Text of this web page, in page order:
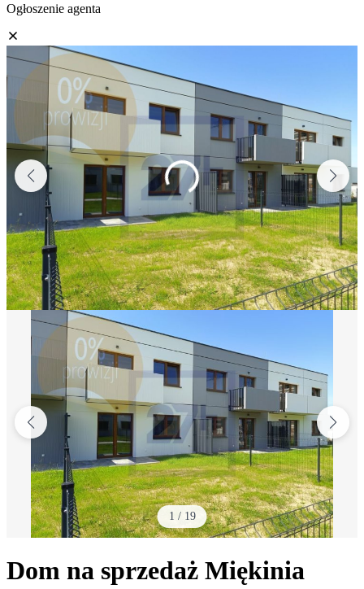
Ogłoszenie agenta
1 / 19
Dom na sprzedaż Miękinia